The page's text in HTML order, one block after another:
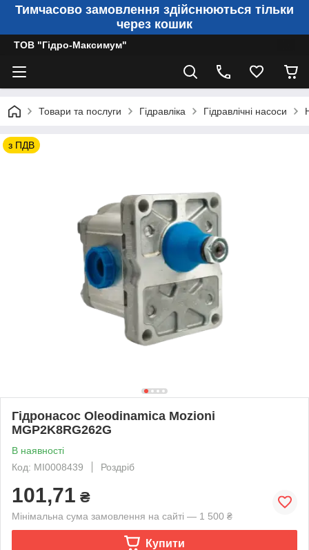
Тимчасово замовлення здійснюються тільки
через кошик
ТОВ "Гідро-Максимум"
Товари та послуги Гідравліка Гідравлічні насоси
з ПДВ
Гідронасос Oleodinamica Mozioni
MGP2K8RG262G
В наявності
Код: MI0008439
Роздріб
101,71 ₴
Мінімальна сума замовлення на сайті — 1 500 ₴
Купити